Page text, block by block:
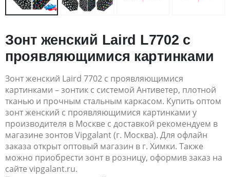
Зонт женский Laird L7702 с
проявляющимися картинками
Зонт женский Laird 7702 с проявляющимися
картинками – зонтик с системой Антиветер, плотной
тканью и прочным стальным каркасом. Купить оптом
зонт женский с проявляющимися картинками у
производителя в Москве с доставкой рекомендуем в
магазине зонтов Vipgalant (г. Москва). Для офлайн
заказа открыт оптовый магазин в г. Химки. Также
можно приобрести зонт в розницу, оформив заказ на
сайте vipgalant.ru.